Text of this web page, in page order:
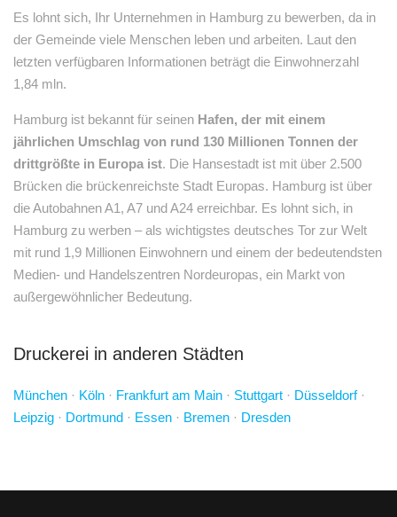
Es lohnt sich, Ihr Unternehmen in Hamburg zu bewerben, da in
der Gemeinde viele Menschen leben und arbeiten. Laut den
letzten verfügbaren Informationen beträgt die Einwohnerzahl
1,84 mln.
Hamburg ist bekannt für seinen Hafen, der mit einem
jährlichen Umschlag von rund 130 Millionen Tonnen der
drittgrößte in Europa ist. Die Hansestadt ist mit über 2.500
Brücken die brückenreichste Stadt Europas. Hamburg ist über
die Autobahnen A1, A7 und A24 erreichbar. Es lohnt sich, in
Hamburg zu werben – als wichtigstes deutsches Tor zur Welt
mit rund 1,9 Millionen Einwohnern und einem der bedeutendsten
Medien- und Handelszentren Nordeuropas, ein Markt von
außergewöhnlicher Bedeutung.
Druckerei in anderen Städten
München · Köln · Frankfurt am Main · Stuttgart · Düsseldorf·
Leipzig · Dortmund · Essen · Bremen · Dresden